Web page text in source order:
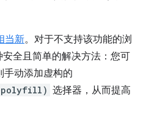
当新。对于不支持该功能的浏
全且简单的解决方法：您可
手动添加虚构的
polyfill) 选择器，从而提高